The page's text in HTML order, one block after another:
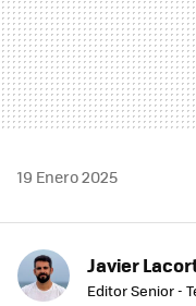
19 Enero 2025
Javier
Editor Senior -